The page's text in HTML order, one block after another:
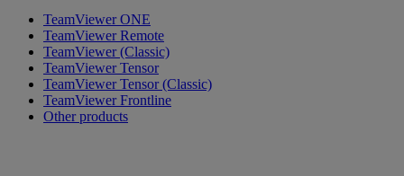
TeamViewer ONE
TeamViewer Remote
TeamViewer (Classic)
TeamViewer Tensor
TeamViewer Tensor (Classic)
TeamViewer Frontline
Other products